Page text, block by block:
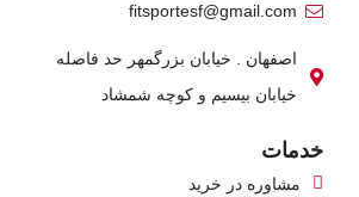
fitsportesf@gmail.com
اصفهان . خیابان بزرگمهر حد فاصله
خیابان بیسیم و کوچه شمشاد
خدمات
مشاوره در خرید